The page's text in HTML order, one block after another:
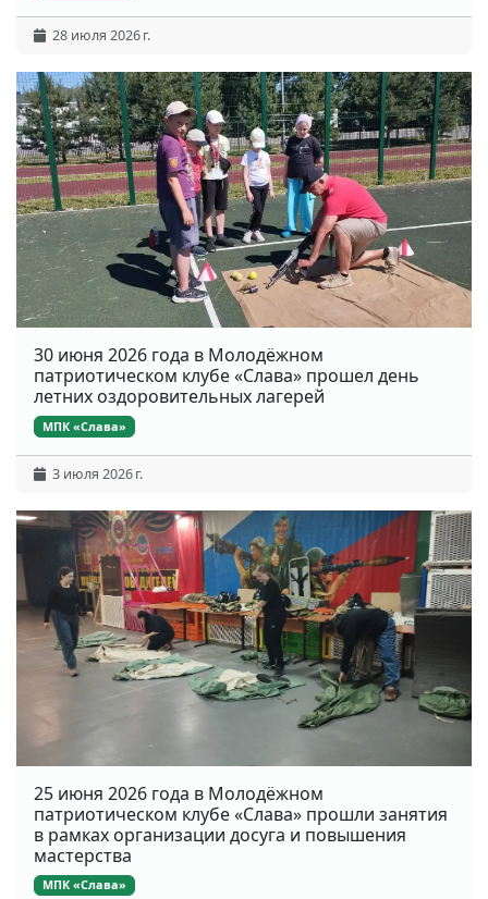
28 июля 2026 г.
30 июня 2026 года в Молодёжном
патриотическом клубе «Слава» прошел день
летних оздоровительных лагерей
МПК «Слава»
3 июля 2026 г.
25 июня 2026 года в Молодёжном
патриотическом клубе «Слава» прошли занятия
в рамках организации досуга и повышения
мастерства
МПК «Слава»